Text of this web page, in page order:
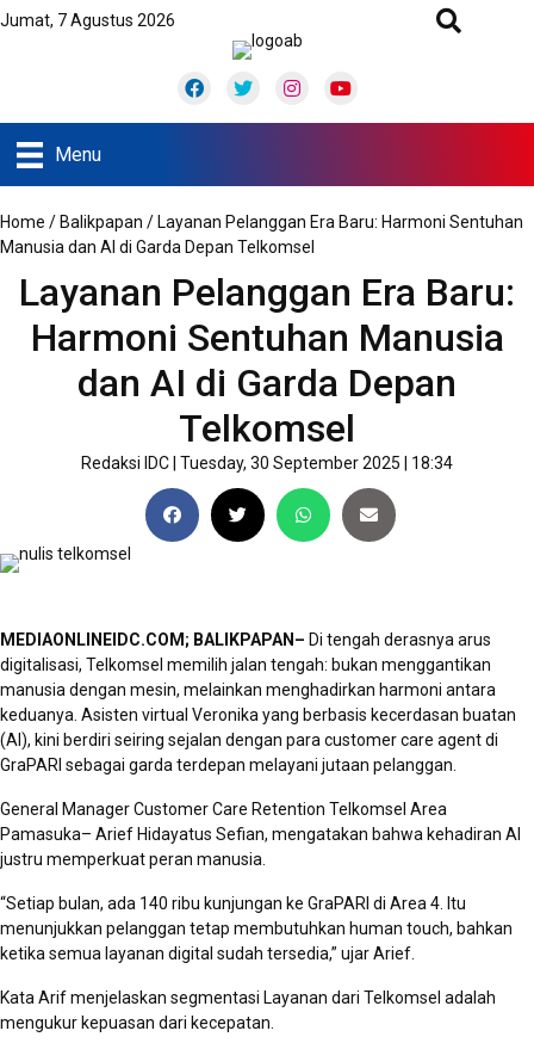
Jumat, 7 Agustus 2026
FacebookTwitter InstagramYoutube
Menu
Home / Balikpapan / Layanan Pelanggan Era Baru: Harmoni Sentuhan
Manusia dan AI di Garda Depan Telkomsel
Layanan Pelanggan Era Baru:
Harmoni Sentuhan Manusia
dan AI di Garda Depan
Telkomsel
Redaksi IDC Tuesday, 30 September 2025 | 18:34
MEDIAONLINEIDC.COM; BALIKPAPAN– Di tengah derasnya arus
digitalisasi, Telkomsel memilih jalan tengah: bukan menggantikan
manusia dengan mesin, melainkan menghadirkan harmoni antara
keduanya. Asisten virtual Veronika yang berbasis kecerdasan buatan
(AI), kini berdiri seiring sejalan dengan para customer care agent di
GraPARI sebagai garda terdepan melayani jutaan pelanggan.
General Manager Customer Care Retention Telkomsel Area
Pamasuka– Arief Hidayatus Sefian, mengatakan bahwa kehadiran AI
justru memperkuat peran manusia.
“Setiap bulan, ada 140 ribu kunjungan ke GraPARI di Area 4. Itu
menunjukkan pelanggan tetap membutuhkan human touch, bahkan
ketika semua layanan digital sudah tersedia,” ujar Arief.
Kata Arif menjelaskan segmentasi Layanan dari Telkomsel adalah
mengukur kepuasan dari kecepatan.